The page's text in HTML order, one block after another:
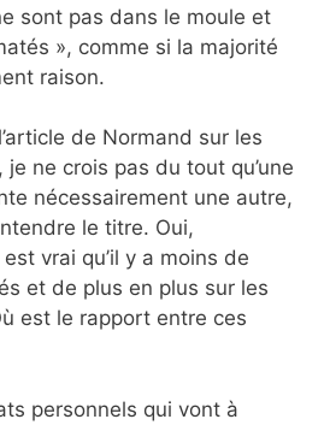
sont pas dans le moule et
», comme si la majorité
raison.
de Normand sur les
ne crois pas du tout qu’une
nécessairement une autre,
le titre. Oui,
vrai qu’il y a moins de
et de plus en plus sur les
est le rapport entre ces
personnels qui vont à